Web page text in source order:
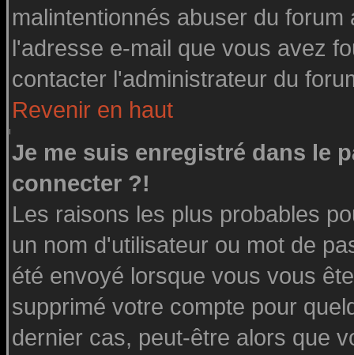
malintentionnés abuser du
l'adresse e-mail que vous avez
contacter l'administrateur du
Revenir en haut
Je me suis enregistré dans le
connecter ?!
Les raisons les plus probables
un nom d'utilisateur ou mot de
été envoyé lorsque vous vous
supprimé votre compte pour
dernier cas, peut-être alors que